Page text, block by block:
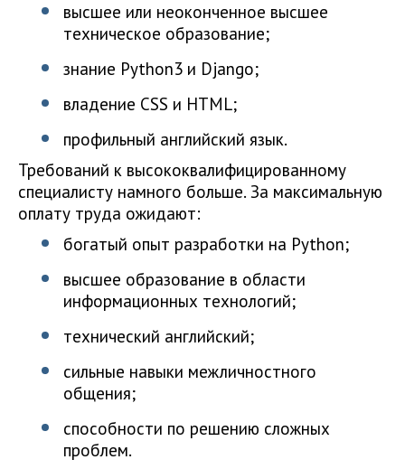
высшее или неоконченное высшее
техническое образование;
знание Python3 и Django;
владение CSS и HTML;
профильный английский язык.
Требований к высококвалифицированному
специалисту намного больше. За максимальную
оплату труда ожидают:
богатый опыт разработки на Python;
высшее образование в области
информационных технологий;
технический английский;
сильные навыки межличностного
общения;
способности по решению сложных
проблем.